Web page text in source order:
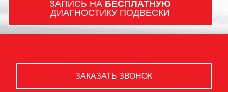
ЗАПИСЬ НА БЕСПЛАТНУЮ
ДИАГНОСТИКУ ПОДВЕСКИ
ЗАКАЗАТЬ ЗВОНОК